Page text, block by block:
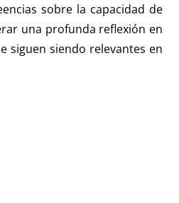
sobre la capacidad de
una profunda reflexión en
siguen siendo relevantes en